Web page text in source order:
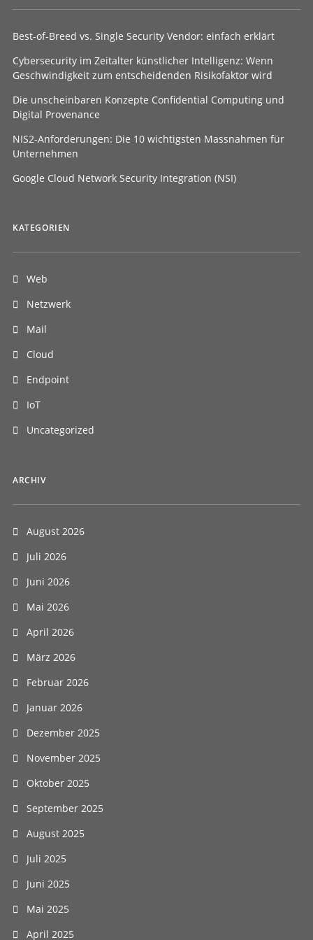
Best-of-Breed vs. Single Security Vendor: einfach erklärt
Cybersecurity im Zeitalter künstlicher Intelligenz: Wenn
Geschwindigkeit zum entscheidenden Risikofaktor wird
Die unscheinbaren Konzepte Confidential Computing und
Digital Provenance
NIS2-Anforderungen: Die 10 wichtigsten Massnahmen für
Unternehmen
Google Cloud Network Security Integration (NSI)
KATEGORIEN
Web
Netzwerk
Mail
Cloud
Endpoint
IoT
Uncategorized
ARCHIV
August 2026
Juli 2026
Juni 2026
Mai 2026
April 2026
März 2026
Februar 2026
Januar 2026
Dezember 2025
November 2025
Oktober 2025
September 2025
August 2025
Juli 2025
Juni 2025
Mai 2025
April 2025